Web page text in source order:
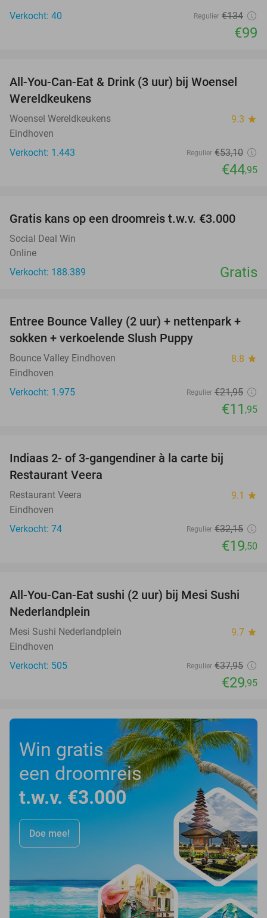
Verkocht: 40
Regulier €134
€99
15%
All-You-Can-Eat & Drink (3 uur) bij Woensel
Wereldkeukens
Woensel Wereldkeukens 9.3 star
Eindhoven
Verkocht: 1.443
Regulier €53,10
€44,95
Gratis kans op een droomreis t.w.v. €3.000
Social Deal Win
Online
Verkocht: 188.389
Gratis
46%
Entree Bounce Valley (2 uur) + nettenpark +
sokken + verkoelende Slush Puppy
Bounce Valley Eindhoven 8.8 star
Eindhoven
Verkocht: 1.975
Regulier €21,95
€11 ,95
Indiaas 2- of 3-gangendiner à la carte bij
Restaurant Veera
Restaurant Veera 9.1 star
Eindhoven
Verkocht: 74
Regulier €32,15
€19,50
21%
All-You-Can-Eat sushi (2 uur) bij Mesi Sushi
Nederlandplein
Mesi Sushi Nederlandplein 9.7 star
Eindhoven
Verkocht: 505
Regulier €37,95
€29,95
Win gratis
een droomreis
t.w.v. €3.000
Doe mee!